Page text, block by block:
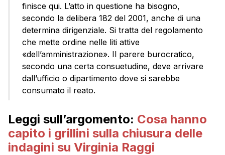
finisce qui. L’atto in questione ha bisogno,
secondo la delibera 182 del 2001, anche di una
determina dirigenziale. Si tratta del regolamento
che mette ordine nelle liti attive
«dell’amministrazione». Il parere burocratico,
secondo una certa consuetudine, deve arrivare
dall’ufficio o dipartimento dove si sarebbe
consumato il reato.
Leggi sull’argomento: Cosa hanno
capito i grillini sulla chiusura delle
indagini su Virginia Raggi